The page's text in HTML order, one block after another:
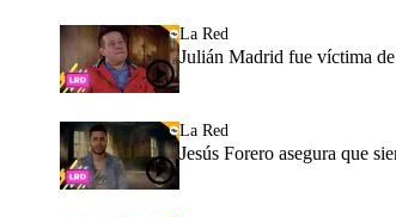
La Red
Julián Madrid fue víctima
La Red
Jesús Forero asegura que